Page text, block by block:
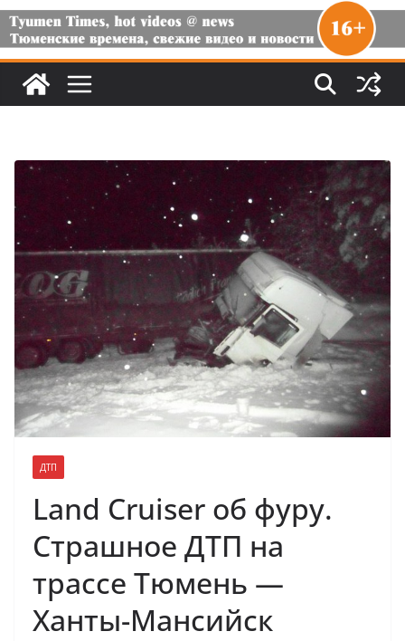
ДТП
Land Cruiser об фуру.
Страшное ДТП на
трассе Тюмень —
Ханты-Мансийск